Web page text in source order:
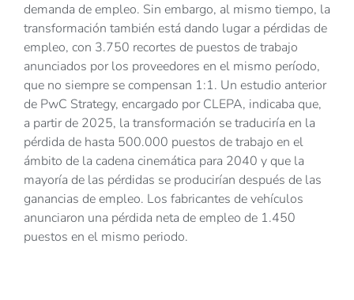
demanda de empleo. Sin embargo, al mismo tiempo, la
transformación también está dando lugar a pérdidas de
empleo, con 3.750 recortes de puestos de trabajo
anunciados por los proveedores en el mismo período,
que no siempre se compensan 1:1. Un estudio anterior
de PwC Strategy, encargado por CLEPA, indicaba que,
a partir de 2025, la transformación se traduciría en la
pérdida de hasta 500.000 puestos de trabajo en el
ámbito de la cadena cinemática para 2040 y que la
mayoría de las pérdidas se producirían después de las
ganancias de empleo. Los fabricantes de vehículos
anunciaron una pérdida neta de empleo de 1.450
puestos en el mismo periodo.